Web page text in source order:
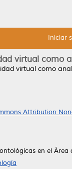
Iniciar
virtual como
virtual como
Attribution
en el